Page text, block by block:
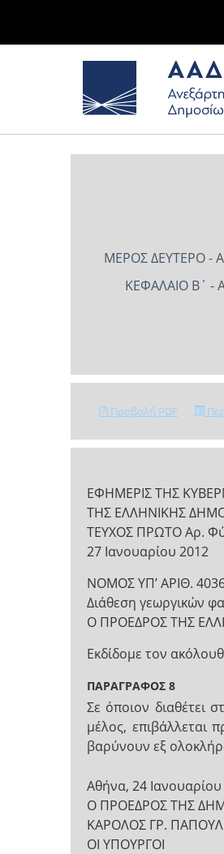
ΜΕΡΟΣ ΔΕΥΤΕΡΟ -
ΚΕΦΑΛΑΙΟ Β΄ -
Προβολή PDF
ΕΦΗΜΕΡΙΣ ΤΗΣ
ΤΗΣ ΕΛΛΗΝΙΚΗΣ
ΤΕΥΧΟΣ ΠΡΩΤΟ Αρ.
27 Ιανουαρίου 2012
NOMOΣ ΥΠ’ ΑΡΙΘ.
Διάθεση γεωργικών
Ο ΠΡΟΕΔΡΟΣ ΤΗΣ
Εκδίδομε τον
ΠΑΡΑΓΡΑΦΟΣ 8
Σε όποιον διαθέτει
μέλος, επιβάλλεται
βαρύνουν εξ
Αθήνα, 24
Ο ΠΡΟΕΔΡΟΣ ΤΗΣ
ΚΑΡΟΛΟΣ ΓΡ.
ΟI ΥΠΟΥΡΓΟI